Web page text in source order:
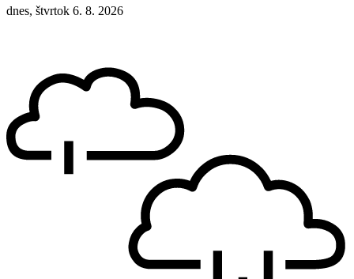
dnes, štvrtok 6. 8. 2026